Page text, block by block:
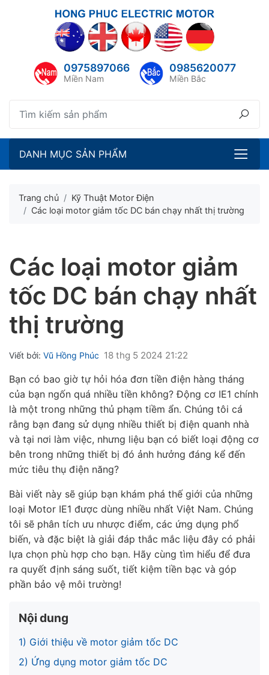
0975897066
Miền Nam
0985620077
Miền Bắc
DANH MỤC SẢN PHẨM
Trang chủ
Kỹ Thuật Motor Điện
Các loại motor giảm tốc DC bán chạy nhất thị trường
Các loại motor giảm
tốc DC bán chạy nhất
thị trường
Viết bởi: Vũ Hồng Phúc 18 thg 5 2024 21:22
Bạn có bao giờ tự hỏi hóa đơn tiền điện hàng tháng
của bạn ngốn quá nhiều tiền không? Động cơ IE1 chính
là một trong những thủ phạm tiềm ẩn. Chúng tôi cá
rằng bạn đang sử dụng nhiều thiết bị điện quanh nhà
và tại nơi làm việc, nhưng liệu bạn có biết loại động cơ
bên trong những thiết bị đó ảnh hưởng đáng kể đến
mức tiêu thụ điện năng?
Bài viết này sẽ giúp bạn khám phá thế giới của những
loại Motor IE1 được dùng nhiều nhất Việt Nam. Chúng
tôi sẽ phân tích ưu nhược điểm, các ứng dụng phổ
biến, và đặc biệt là giải đáp thắc mắc liệu đây có phải
lựa chọn phù hợp cho bạn. Hãy cùng tìm hiểu để đưa
ra quyết định sáng suốt, tiết kiệm tiền bạc và góp
phần bảo vệ môi trường!
Nội dung
1) Giới thiệu về motor giảm tốc DC
2) Ứng dụng motor giảm tốc DC